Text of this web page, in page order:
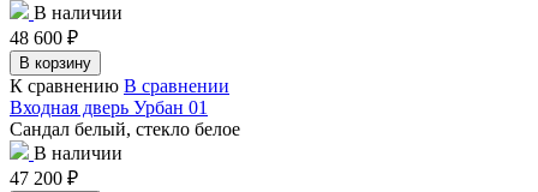
В наличии
48 600 ₽
В корзину
К сравнению В сравнении
Входная дверь Урбан 01
Сандал белый, стекло белое
В наличии
47 200 ₽